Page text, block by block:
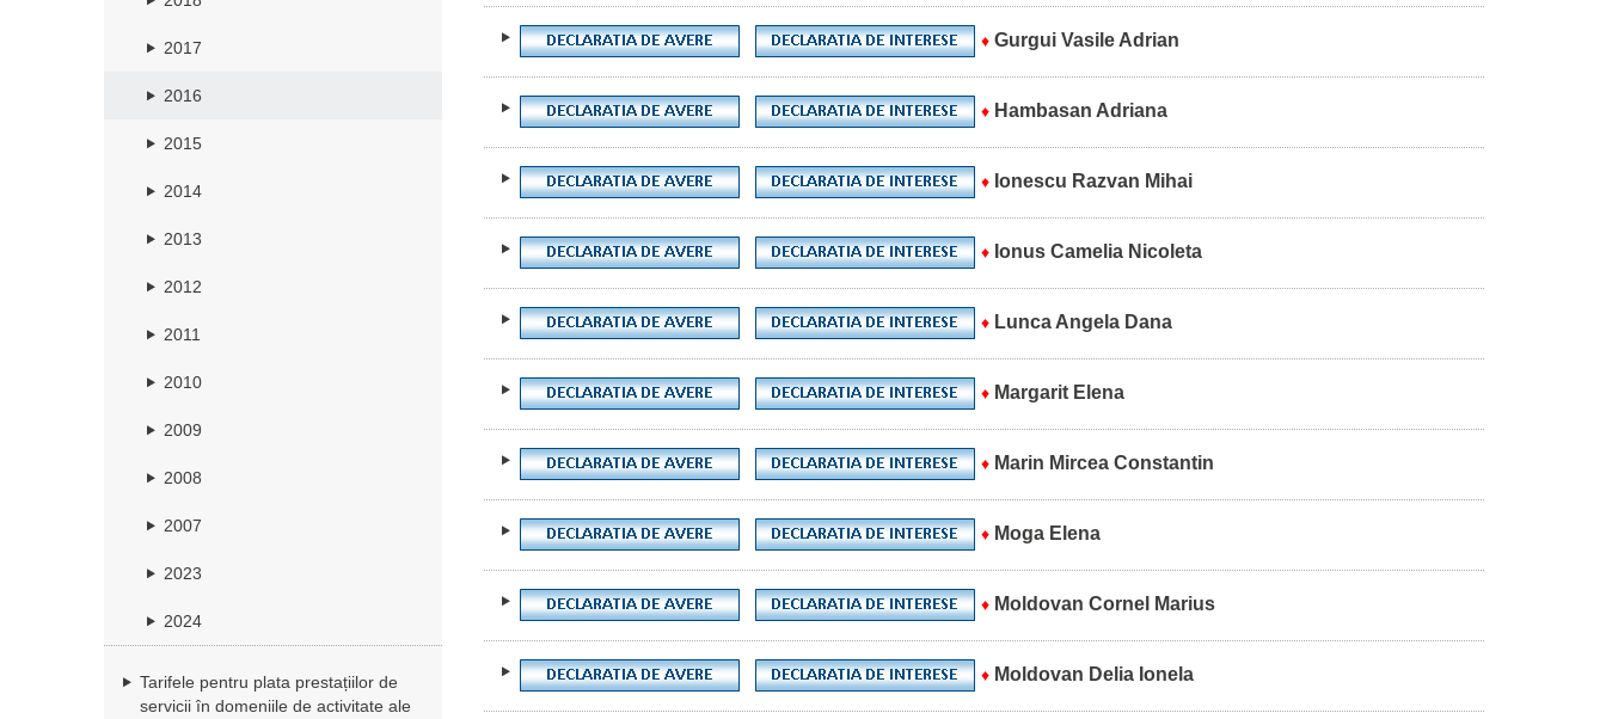
2017
2016
2015
2014
2013
2012
2011
2010
2009
2008
2007
2023
2024
Tarifele pentru plata prestațiilor de
servicii în domeniile de activitate ale
♦ Gurgui Vasile Adrian
♦ Hambasan Adriana
♦ Ionescu Razvan Mihai
♦ Ionus Camelia Nicoleta
♦ Lunca Angela Dana
♦ Margarit Elena
♦ Marin Mircea Constantin
♦ Moga Elena
♦ Moldovan Cornel Marius
♦ Moldovan Delia Ionela